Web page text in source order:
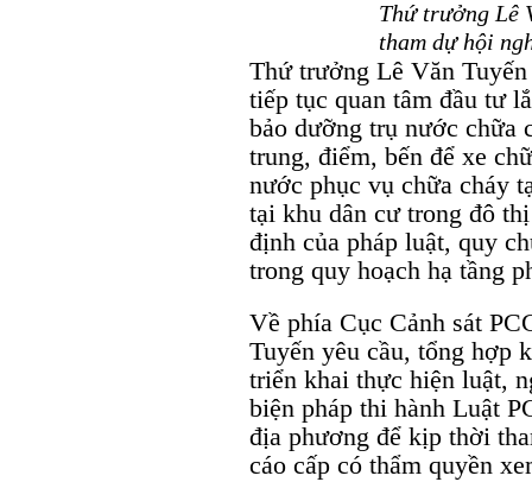
Thứ trưởng Lê
tham dự hội
Thứ trưởng Lê Văn
tiếp tục quan tâm đầu tư
bảo dưỡng trụ nước chữa
trung, điểm, bến để xe
nước phục vụ chữa cháy
tại khu dân cư trong đô
định của pháp luật, quy
trong quy hoạch hạ tầng
Về phía Cục Cảnh sát
Tuyến yêu cầu, tổng hợp
triển khai thực hiện luật,
biện pháp thi hành Luật
địa phương để kịp thời
cáo cấp có thẩm quyền